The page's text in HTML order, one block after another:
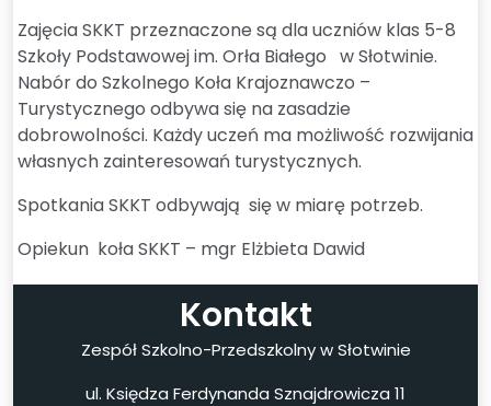
Zajęcia SKKT przeznaczone są dla uczniów klas 5-8
Szkoły Podstawowej im. Orła Białego w Słotwinie.
Nabór do Szkolnego Koła Krajoznawczo –
Turystycznego odbywa się na zasadzie
dobrowolności. Każdy uczeń ma możliwość rozwijania
własnych zainteresowań turystycznych.
Spotkania SKKT odbywają się w miarę potrzeb.
Opiekun koła SKKT – mgr Elżbieta Dawid
Kontakt
Zespół Szkolno-Przedszkolny w Słotwinie
ul. Księdza Ferdynanda Sznajdrowicza 11